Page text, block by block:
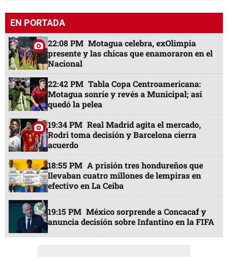
EN PORTADA
22:08 PM Motagua celebra, exOlimpia
presente y las chicas que enamoraron en el
Nacional
22:42 PM Tabla Copa Centroamericana:
Motagua sonríe y revés a Municipal; así
quedó la pelea
19:34 PM Real Madrid agita el mercado,
Rodri toma decisión y Barcelona cierra
acuerdo
18:55 PM A prisión tres hondureños que
llevaban cuatro millones de lempiras en
efectivo en La Ceiba
19:15 PM México sorprende a Concacaf y
anuncia decisión sobre Infantino en la FIFA